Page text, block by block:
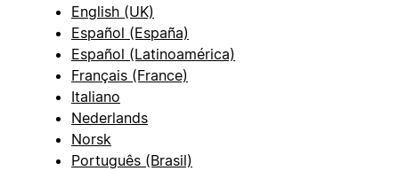
English (UK)
Español (España)
Español (Latinoamérica)
Français (France)
Italiano
Nederlands
Norsk
Português (Brasil)